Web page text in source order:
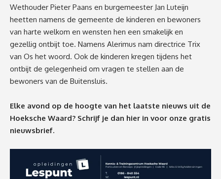
Wethouder Pieter Paans en burgemeester Jan Luteijn
heetten namens de gemeente de kinderen en bewoners
van harte welkom en wensten hen een smakelijk en
gezellig ontbijt toe. Namens Alerimus nam directrice Trix
van Os het woord. Ook de kinderen kregen tijdens het
ontbijt de gelegenheid om vragen te stellen aan de
bewoners van de Buitensluis.
Elke avond op de hoogte van het laatste nieuws uit de
Hoeksche Waard? Schrijf je dan hier in voor onze gratis
nieuwsbrief.